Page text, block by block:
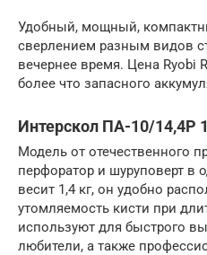
Удобный, мощный,
сверлением разным видов
вечернее время. Цена Ryobi
более что запасного
Интерскол ПА-10/14,4Р
Модель от отечественного
перфоратор и шуруповерт в
весит 1,4 кг, он удобно
утомляемость кисти при
используют для быстрого
любители, а также